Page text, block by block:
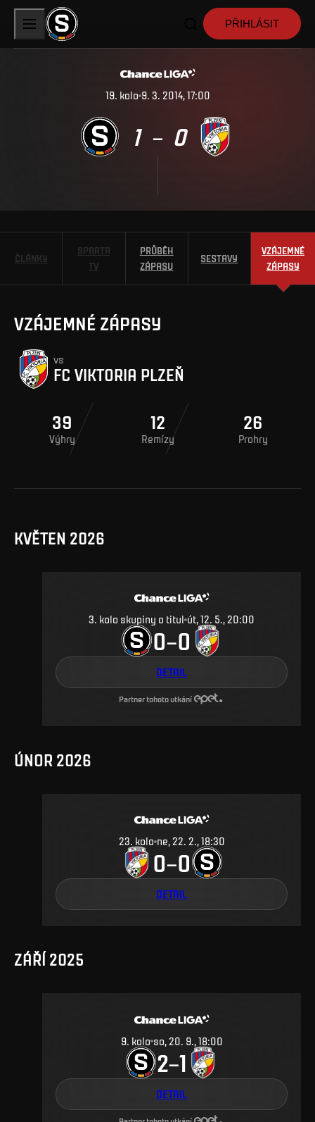
PŘIHLÁSIT
19. kolo 9. 3. 2014, 17:00
1 – 0
ČLÁNKY
SPARTA
TV
PRŮBĚH
ZÁPASU
SESTAVY
VZÁJEMNÉ
ZÁPASY
VZÁJEMNÉ ZÁPASY
vs
FC VIKTORIA PLZEŇ
39
Výhry
12
Remízy
26
Prohry
KVĚTEN 2026
3. kolo skupiny o titul út, 12. 5., 20:00
0–0
DETAIL
Partner tohoto utkání
ÚNOR 2026
23. kolo ne, 22. 2., 18:30
0–0
DETAIL
ZÁŘÍ 2025
9. kolo so, 20. 9., 18:00
2–1
DETAIL